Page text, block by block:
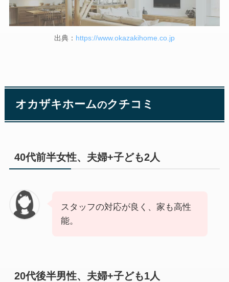
出典： https://www.okazakihome.co.jp
オカザキホームのクチコミ
40代前半女性、夫婦+子ども2人
スタッフの対応が良く、家も高性
能。
20代後半男性、夫婦+子ども1人